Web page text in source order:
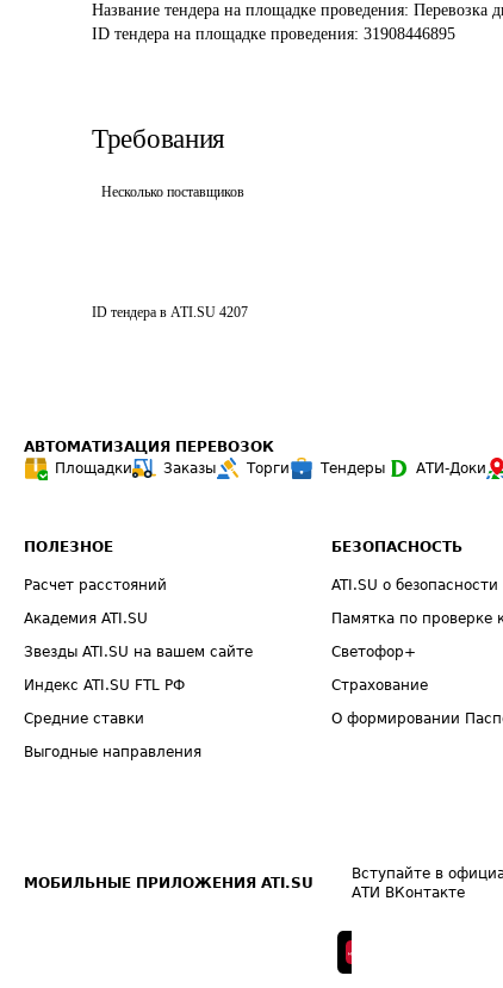
Название тендера на площадке проведения: Перевозка
ID тендера на площадке проведения: 31908446895
Требования
Несколько поставщиков
ID тендера в ATI.SU 4207
АВТОМАТИЗАЦИЯ ПЕРЕВОЗОК
Площадки
Заказы Торги Тендеры АТИ-Доки
ПОЛЕЗНОЕ
Расчет расстояний
Академия ATI.SU
Звезды ATI.SU на вашем сайте
Индекс ATI.SU FTL РФ
Средние ставки
Выгодные направления
БЕЗОПАСНОСТЬ
ATI.SU о безопасности
Памятка по проверке
Светофор+
Страхование
О формировании
МОБИЛЬНЫЕ ПРИЛОЖЕНИЯ ATI.SU
Вступайте в
АТИ ВКонтакте